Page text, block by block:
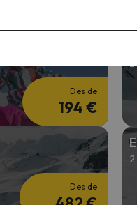
Des de
194 €
Des de